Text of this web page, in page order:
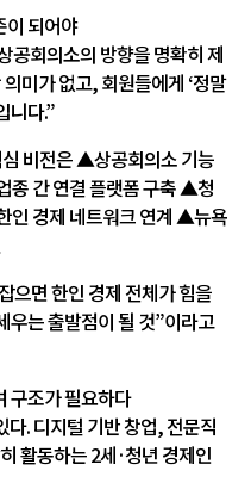
되어야
공회의소의 방향을 명확히 제
미가 없고, 회원들에게 ‘정말
니다.”
비전은 ▲상공회의소 기능
간 연결 플랫폼 구축 ▲청
인 경제 네트워크 연계 ▲뉴욕
으면 한인 경제 전체가 힘을
우는 출발점이 될 것”이라고
구조가 필요하다
. 디지털 기반 창업, 전문직
활동하는 2세·청년 경제인